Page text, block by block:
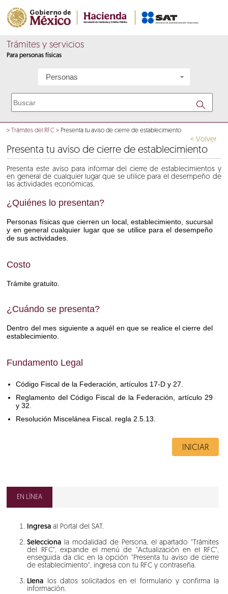
Trámites y servicios
Para personas físicas
Personas
> Trámites del RFC > Presenta tu aviso de cierre de establecimiento
Presenta tu aviso de cierre de establecimiento
Presenta este aviso para informar del cierre de establecimientos y
en general de cualquier lugar que se utilice para el desempeño de
las actividades económicas.
< Volver
¿Quiénes lo presentan?
Personas físicas que cierren un local, establecimiento, sucursal
y en general cualquier lugar que se utilice para el desempeño
de sus actividades.
Costo
Trámite gratuito.
¿Cuándo se presenta?
Dentro del mes siguiente a aquél en que se realice el cierre del
establecimiento.
Fundamento Legal
Código Fiscal de la Federación, artículos 17-D y 27.
Reglamento del Código Fiscal de la Federación, artículo 29
y 32.
Resolución Miscelánea Fiscal. regla 2.5.13.
INICIAR
EN LÍNEA
Ingresa al Portal del SAT.
Selecciona la modalidad de Persona, el apartado "Trámites
del RFC", expande el menú de "Actualización en el RFC",
enseguida da clic en la opción "Presenta tu aviso de cierre
de establecimiento", ingresa con tu RFC y contraseña.
Llena los datos solicitados en el formulario y confirma la
información.